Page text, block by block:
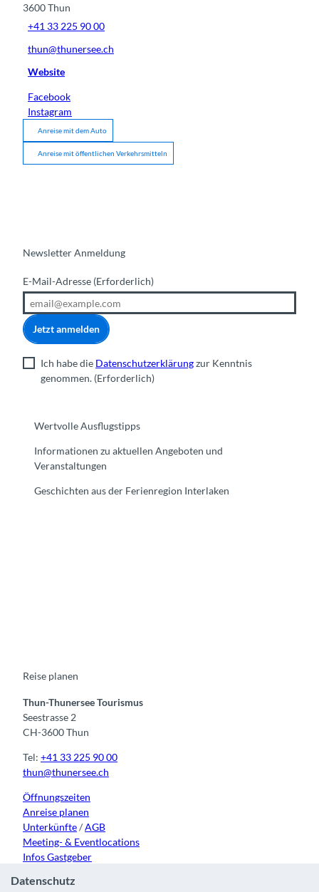
3600Thun
+41 33 225 90 00
thun@thunersee.ch
Website
Facebook
Instagram
Anreise mit dem Auto
Anreise mit öffentlichen Verkehrsmitteln
Newsletter Anmeldung
E-Mail-Adresse (Erforderlich)
Jetzt anmelden
Ich habe die Datenschutzerklärungzur Kenntnis
genommen. (Erforderlich)
Wertvolle Ausflugstipps
Informationen zu aktuellen Angeboten und
Veranstaltungen
Geschichten aus der Ferienregion Interlaken
m
Reise planen
Thun-Thunersee Tourismus
Seestrasse 2
CH-3600 Thun
Tel: +41 33 225 90 00
thun@thunersee.ch
Öffnungszeiten
Anreise planen
Unterkünfte/AGB
Meeting- & Eventlocations
Infos Gastgeber
Datenschutz